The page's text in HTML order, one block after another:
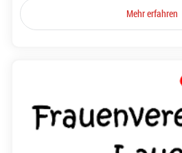
Mehr erfahren